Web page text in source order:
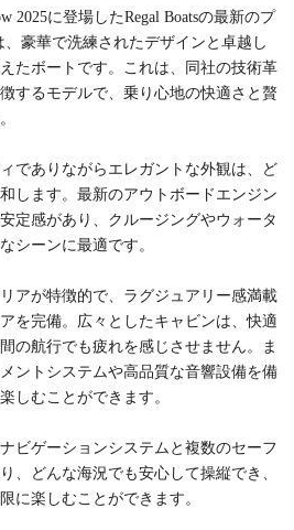
2025に登場したRegal Boatsの最新のプ
豪華で洗練されたデザインと卓越し
たボートです。これは、同社の技術革
するモデルで、乗り心地の快適さと贅
でありながらエレガントな外観は、ど
します。最新のアウトボードエンジン
定感があり、クルージングやウォータ
シーンに最適です。
アが特徴的で、ラグジュアリー感満載
を完備。広々としたキャビンは、快適
の航行でも疲れを感じさせません。ま
ントシステムや高品質な音響設備を備
しむことができます。
ビゲーションシステムと複数のセーフ
、どんな海況でも安心して操縦でき、
に楽しむことができます。